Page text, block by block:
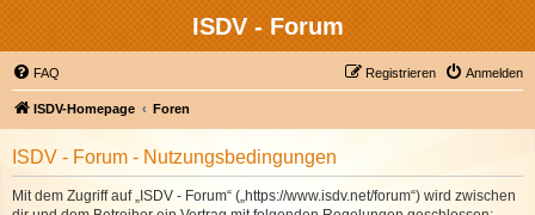
ISDV - Forum
FAQ Anmelden
Registrieren
ISDV-Homepage Foren
ISDV - Forum - Nutzungsbedingungen
Mit dem Zugriff auf „ISDV - Forum“ („https://www.isdv.net/forum“) wird zwischen